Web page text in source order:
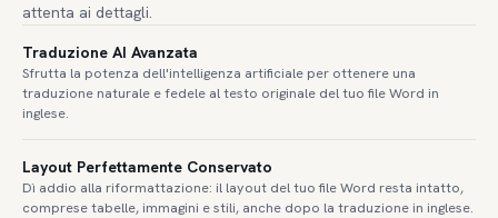
attenta ai dettagli.
Traduzione AI Avanzata
Sfrutta la potenza dell'intelligenza artificiale per ottenere una
traduzione naturale e fedele al testo originale del tuo file Word in
inglese.
Layout Perfettamente Conservato
Dì addio alla riformattazione: il layout del tuo file Word resta intatto,
comprese tabelle, immagini e stili, anche dopo la traduzione in inglese.